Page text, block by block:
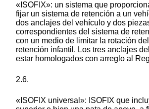
«ISOFIX»: un sistema que
fijar un sistema de retención a un
dos anclajes del vehículo y dos
correspondientes del sistema de
con un medio de limitar la rotación
retención infantil. Los tres anclajes
estar homologados con arreglo al
2.6.
«ISOFIX universal»: ISOFIX que